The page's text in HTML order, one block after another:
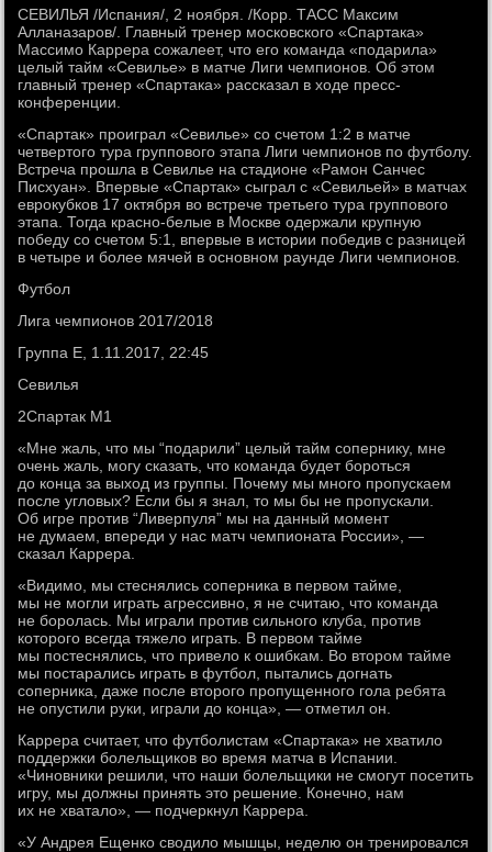
СЕВИЛЬЯ /Испания/, 2 ноября. /Корр. ТАСС Максим
Алланазаров/. Главный тренер московского «Спартака»
Массимо Каррера сожалеет, что его команда «подарила»
целый тайм «Севилье» в матче Лиги чемпионов. Об этом
главный тренер «Спартака» рассказал в ходе пресс-
конференции.
«Спартак» проиграл «Севилье» со счетом 1:2 в матче
четвертого тура группового этапа Лиги чемпионов по футболу.
Встреча прошла в Севилье на стадионе «Рамон Санчес
Писхуан». Впервые «Спартак» сыграл с «Севильей» в матчах
еврокубков 17 октября во встрече третьего тура группового
этапа. Тогда красно-белые в Москве одержали крупную
победу со счетом 5:1, впервые в истории победив с разницей
в четыре и более мячей в основном раунде Лиги чемпионов.
Футбол
Лига чемпионов 2017/2018
Группа E, 1.11.2017, 22:45
Севилья
2Спартак М1
«Мне жаль, что мы “подарили” целый тайм сопернику, мне
очень жаль, могу сказать, что команда будет бороться
до конца за выход из группы. Почему мы много пропускаем
после угловых? Если бы я знал, то мы бы не пропускали.
Об игре против “Ливерпуля” мы на данный момент
не думаем, впереди у нас матч чемпионата России», —
сказал Каррера.
«Видимо, мы стеснялись соперника в первом тайме,
мы не могли играть агрессивно, я не считаю, что команда
не боролась. Мы играли против сильного клуба, против
которого всегда тяжело играть. В первом тайме
мы постеснялись, что привело к ошибкам. Во втором тайме
мы постарались играть в футбол, пытались догнать
соперника, даже после второго пропущенного гола ребята
не опустили руки, играли до конца», — отметил он.
Каррера считает, что футболистам «Спартака» не хватило
поддержки болельщиков во время матча в Испании.
«Чиновники решили, что наши болельщики не смогут посетить
игру, мы должны принять это решение. Конечно, нам
их не хватало», — подчеркнул Каррера.
«У Андрея Ещенко сводило мышцы, неделю он тренировался